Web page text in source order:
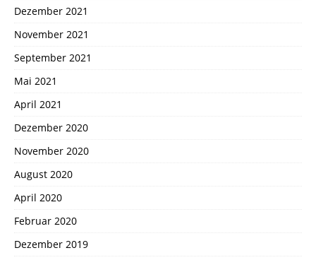
Dezember 2021
November 2021
September 2021
Mai 2021
April 2021
Dezember 2020
November 2020
August 2020
April 2020
Februar 2020
Dezember 2019